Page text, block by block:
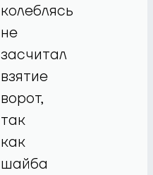
колеблясь
не
засчитал
взятие
ворот,
так
как
шайба